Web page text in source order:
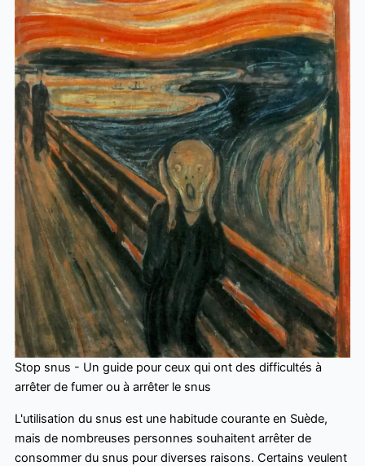
Stop snus - Un guide pour ceux qui ont des difficultés à
arrêter de fumer ou à arrêter le snus
L'utilisation du snus est une habitude courante en Suède,
mais de nombreuses personnes souhaitent arrêter de
consommer du snus pour diverses raisons. Certains veulent